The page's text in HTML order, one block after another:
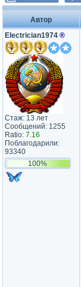
Автор
Electrician1974 ®
Стаж: 13 лет
Сообщений: 1255
Ratio: 7.16
Поблагодарили:
93340
100%